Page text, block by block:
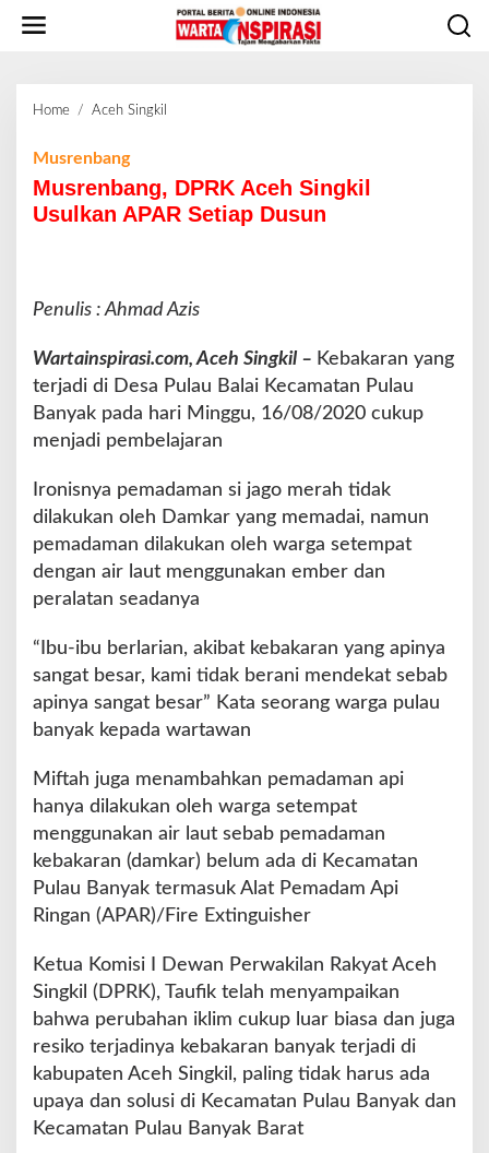
Home / Aceh Singkil
n
g
R
K
A
e
S
i
n
l
U
s
a
n
A
P
R
S
t
i
p
D
u
s
n
Musrenbang
Musrenbang, DPRK Aceh Singkil
Usulkan APAR Setiap Dusun
Penulis : Ahmad Azis
Wartainspirasi.com, Aceh Singkil – Kebakaran yang
terjadi di Desa Pulau Balai Kecamatan Pulau
Banyak pada hari Minggu, 16/08/2020 cukup
menjadi pembelajaran
Ironisnya pemadaman si jago merah tidak
dilakukan oleh Damkar yang memadai, namun
pemadaman dilakukan oleh warga setempat
dengan air laut menggunakan ember dan
peralatan seadanya
“Ibu-ibu berlarian, akibat kebakaran yang apinya
sangat besar, kami tidak berani mendekat sebab
apinya sangat besar” Kata seorang warga pulau
banyak kepada wartawan
Miftah juga menambahkan pemadaman api
hanya dilakukan oleh warga setempat
menggunakan air laut sebab pemadaman
kebakaran (damkar) belum ada di Kecamatan
Pulau Banyak termasuk Alat Pemadam Api
Ringan (APAR)/Fire Extinguisher
Ketua Komisi I Dewan Perwakilan Rakyat Aceh
Singkil (DPRK), Taufik telah menyampaikan
bahwa perubahan iklim cukup luar biasa dan juga
resiko terjadinya kebakaran banyak terjadi di
kabupaten Aceh Singkil, paling tidak harus ada
upaya dan solusi di Kecamatan Pulau Banyak dan
Kecamatan Pulau Banyak Barat